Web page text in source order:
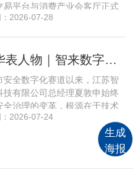
生成
海报
易平台与消费产业会客厅正式
协议，标志着立足华表生态资
台董事长吴海花，消费产业会
限公司总经理孙燕南
2026-07-28
今日华表人物｜智来数字总经理夏敦申：探寻城市风险 AI 防控创新之路
安全数字化赛道以来，江苏智
技有限公司总经理夏敦申始终
全治理的变革，根源在于技术
新。在他看来，智慧消防不只
设备智能化，而是打通感知、
警、处置全链条，推动城市安
后救火” 转向 “事前防患”。依靠
展方向与持续不断的研发投
2026-07-24